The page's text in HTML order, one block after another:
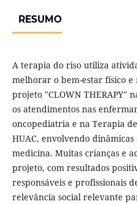
RESUMO
A terapia do riso utiliza
melhorar o bem-estar físico e
projeto "CLOWN THERAPY"
os atendimentos nas
oncopediatria e na Terapia
HUAC, envolvendo
medicina. Muitas crianças e
projeto, com resultados
responsáveis e profissionais
relevância social relevante